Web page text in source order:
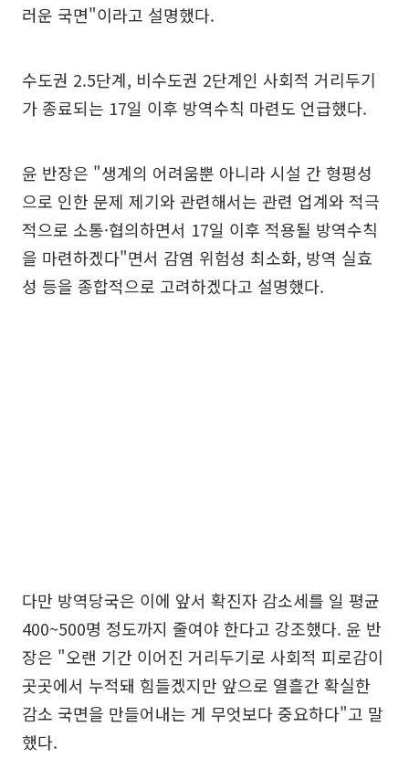
러운 국면"이라고 설명했다.
수도권 2.5단계, 비수도권 2단계인 사회적 거리두기
가 종료되는 17일 이후 방역수칙 마련도 언급했다.
윤 반장은 "생계의 어려움뿐 아니라 시설 간 형평성
으로 인한 문제 제기와 관련해서는 관련 업계와 적극
적으로 소통·협의하면서 17일 이후 적용될 방역수칙
을 마련하겠다"면서 감염 위험성 최소화, 방역 실효
성 등을 종합적으로 고려하겠다고 설명했다.
다만 방역당국은 이에 앞서 확진자 감소세를 일 평균
400~500명 정도까지 줄여야 한다고 강조했다. 윤 반
장은 "오랜 기간 이어진 거리두기로 사회적 피로감이
곳곳에서 누적돼 힘들겠지만 앞으로 열흘간 확실한
감소 국면을 만들어내는 게 무엇보다 중요하다"고 말
했다.